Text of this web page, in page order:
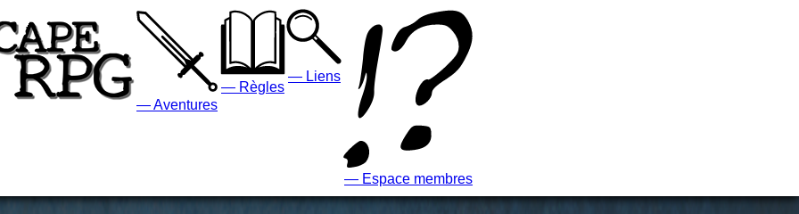
— Aventures
— Règles
— Liens
— Espace membres